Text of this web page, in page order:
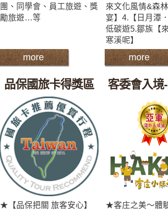
團、同學會、員工旅遊、獎
勵旅遊…等
more
來文化風情&森
宴】4.【日月潭
低碳遊5.鄒族【
寒溪呢】
more
品保國旅卡得獎區
★【品保把關 旅客安心】
客委會入境
★客庄之美～體